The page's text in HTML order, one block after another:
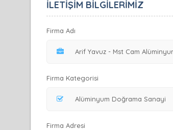
İLETİŞİM BİLGİLERİMİZ
Firma Adı
Firma Kategorisi
Firma Adresi